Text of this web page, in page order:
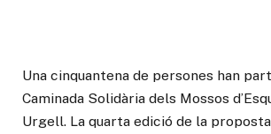
Una cinquantena de persones han
Caminada Solidària dels Mossos
Urgell. La quarta edició de la